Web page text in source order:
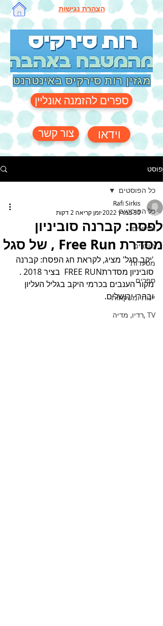
הצהרת נגישות
מגזין רות סירקיס באינטרנט
ספרים להזמנה אונליין
צור קשר וידאו
פוסט
כל הפוסטים
אירועים
מוצרים
מסעדות
ספרים
יינות ומשקאות
TV ,רדיו, מדיה
כל הפוסטים
לפסח: קברנה סוביניון
מסדרת Free Run , של סגל
Rafi Sirkis
30 במרץ 2022
זמן קריאה 2 דקות
'יקב סגל' מציג, לקראת חג הפסח: קברנה
סוביניון מסדרתFREE RUN  בציר 2018 .
מקור הענבים בכרמי היקב בגליל העליון
ובהרי ירושלים.